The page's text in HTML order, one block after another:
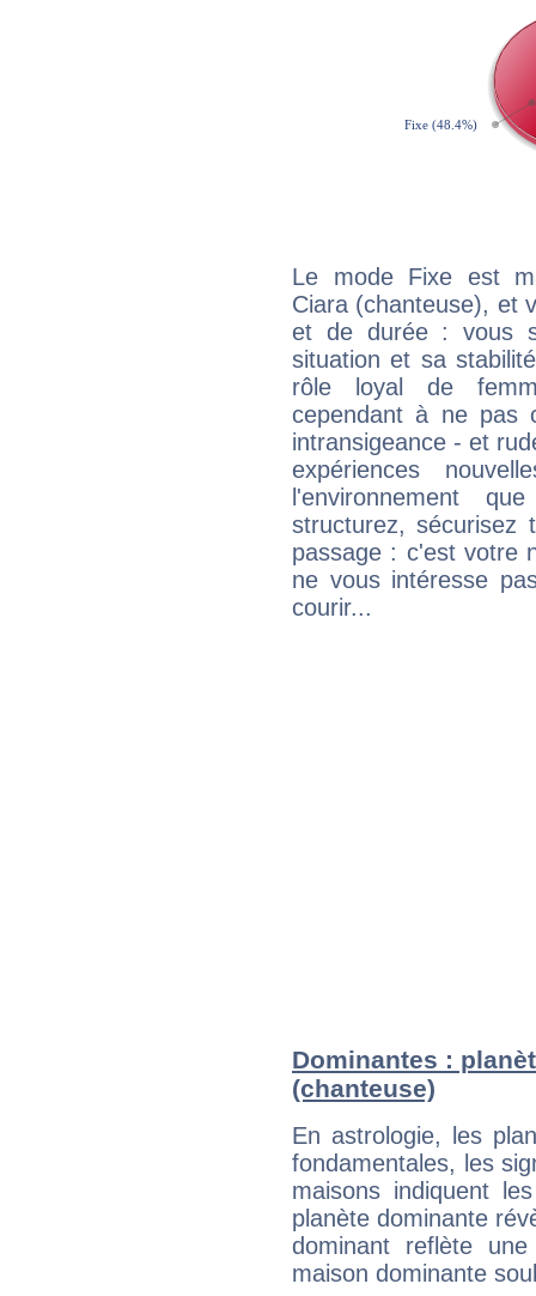
Le mode Fixe est
Ciara (chanteuse), et
et de durée : vous
situation et sa
rôle loyal de
cependant à ne pas
intransigeance - et
expériences
l'environnement
structurez, sécurisez
passage : c'est votre
ne vous intéresse
courir...
Dominantes :
(chanteuse)
En astrologie, les
fondamentales, les
maisons indiquent
planète dominante
dominant reflète
maison dominante